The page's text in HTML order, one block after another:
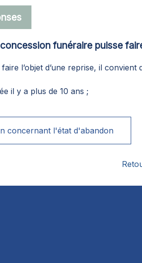
funéraire puisse
l’objet d’une reprise, il convient
il y a plus de 10 ans ;
concernant l'état d'abandon